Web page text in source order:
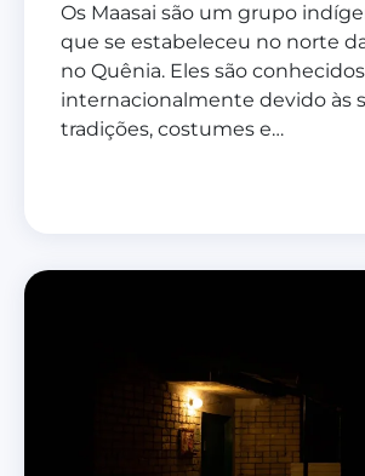
Os Maasai são um grupo
que se estabeleceu no norte
no Quênia. Eles são conhecidos
internacionalmente devido às
tradições, costumes e…